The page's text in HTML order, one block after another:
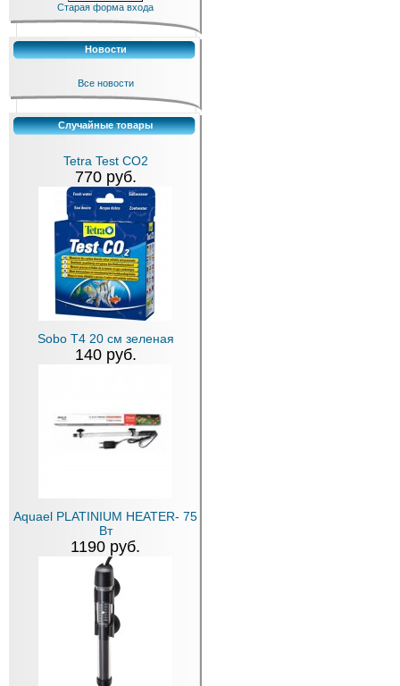
Старая форма входа
Новости
Все новости
Случайные товары
Tetra Test CO2
770 руб.
Sobo T4 20 см зеленая
140 руб.
Aquael PLATINIUM HEATER- 75
Вт
1190 руб.